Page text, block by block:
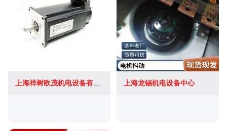
上海龙锡机电设备中心